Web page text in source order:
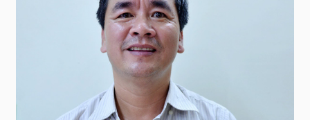
Cổ phiếu Chỉ số